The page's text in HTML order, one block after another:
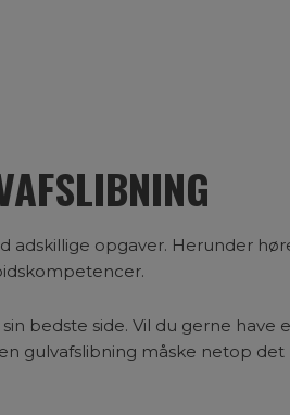
adskillige opgaver. Herunder
bedste side. Vil du gerne have
gulvafslibning måske netop